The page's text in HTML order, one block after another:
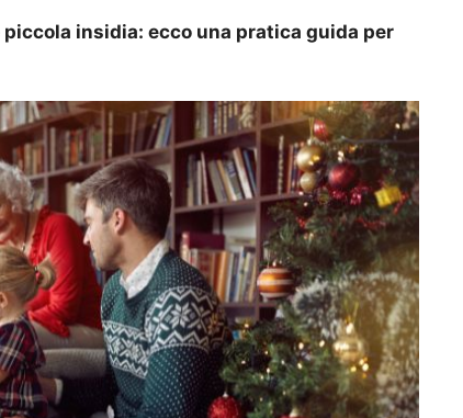
insidia: ecco una pratica guida per